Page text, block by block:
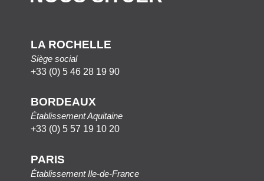
LA ROCHELLE
Siège social
+33 (0) 5 46 28 19 90
BORDEAUX
Établissement Aquitaine
+33 (0) 5 57 19 10 20
PARIS
Établissement Ile-de-France